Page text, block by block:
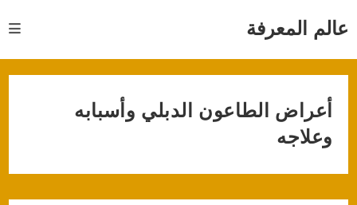
عالم المعرفة
أعراض الطاعون الدبلي وأسبابه
وعلاجه